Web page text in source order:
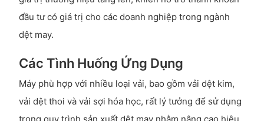
đầu tư có giá trị cho các doanh nghiệp trong ngành
dệt may.
Các Tình Huống Ứng Dụng
Máy phù hợp với nhiều loại vải, bao gồm vải dệt kim,
vải dệt thoi và vải sợi hóa học, rất lý tưởng để sử dụng
trong quy trình sản xuất dệt may nhằm nâng cao hiệu